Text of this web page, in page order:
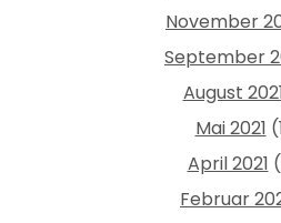
November
September
August
Mai 2021
April 2021
Februar